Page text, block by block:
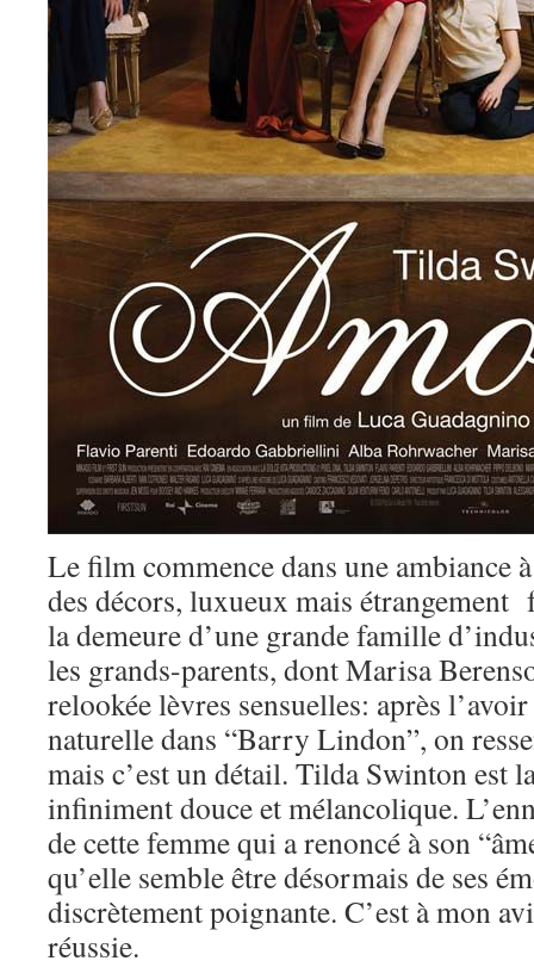
Le film commence dans une ambiance
des décors, luxueux mais étrangement
la demeure d’une grande famille
les grands-parents, dont Marisa
relookée lèvres sensuelles: après
naturelle dans “Barry Lindon”, on
mais c’est un détail. Tilda Swinton est
infiniment douce et mélancolique.
de cette femme qui a renoncé à son
qu’elle semble être désormais de ses
discrètement poignante. C’est à mon
réussie.